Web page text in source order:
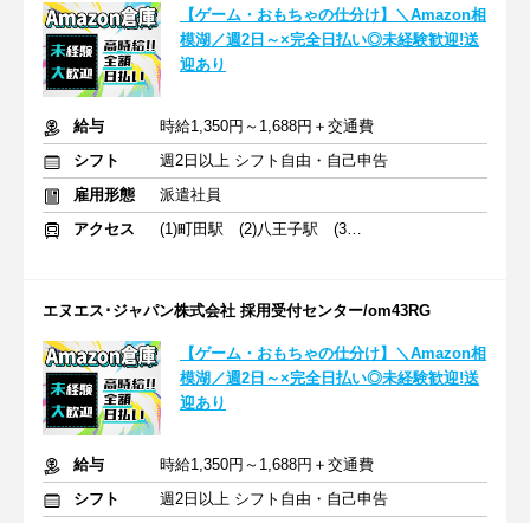
【ゲーム・おもちゃの仕分け】＼Amazon相
模湖／週2日～×完全日払い◎未経験歓迎!送
迎あり
給与
時給1,350円～1,688円＋交通費
シフト
週2日以上 シフト自由・自己申告
雇用形態
派遣社員
アクセス
(1)町田駅 (2)八王子駅 (3)橋本駅
エヌエス･ジャパン株式会社 採用受付センター/om43RG
【ゲーム・おもちゃの仕分け】＼Amazon相
模湖／週2日～×完全日払い◎未経験歓迎!送
迎あり
給与
時給1,350円～1,688円＋交通費
シフト
週2日以上 シフト自由・自己申告